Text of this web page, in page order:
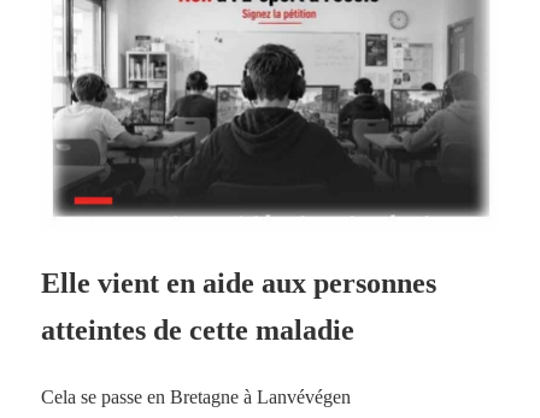
Elle vient en aide aux personnes
atteintes de cette maladie
Cela se passe en Bretagne à Lanvévégen